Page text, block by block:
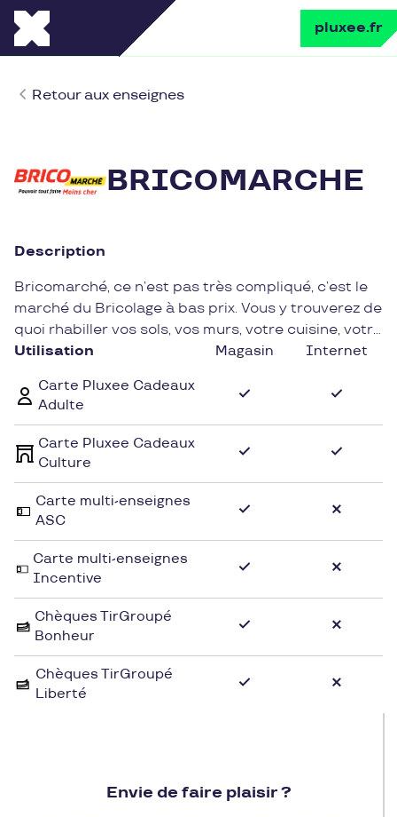
pluxee.fr
Retour aux enseignes
BRICOMARCHE
Description
Bricomarché, ce n’est pas très compliqué, c’est le
marché du Bricolage à bas prix. Vous y trouverez de
quoi rhabiller vos sols, vos murs, votre cuisine, votre
jardin … un espace sera même dédié à vos animaux
Utilisation Magasin Internet
Carte Pluxee Cadeaux
Adulte
Carte Pluxee Cadeaux
Culture
Carte multi-enseignes
ASC
Carte multi-enseignes
Incentive
Chèques TirGroupé
Bonheur
Chèques TirGroupé
Liberté
Envie de faire plaisir ?